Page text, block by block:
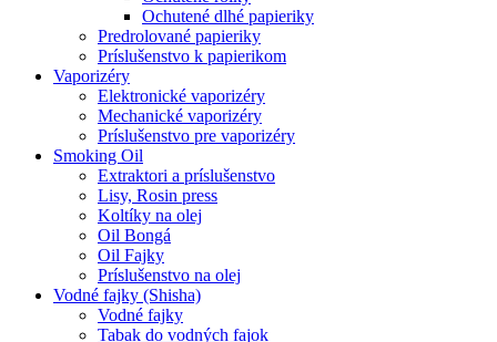
Ochutené dlhé papieriky
Predrolované papieriky
Príslušenstvo k papierikom
Vaporizéry
Elektronické vaporizéry
Mechanické vaporizéry
Príslušenstvo pre vaporizéry
Smoking Oil
Extraktori a príslušenstvo
Lisy, Rosin press
Koltíky na olej
Oil Bongá
Oil Fajky
Príslušenstvo na olej
Vodné fajky (Shisha)
Vodné fajky
Tabak do vodných fajok